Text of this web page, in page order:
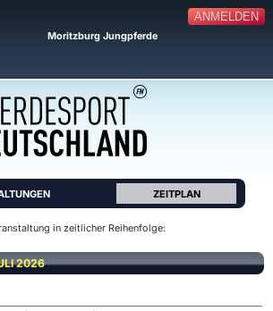
ANMELDEN
Moritzburg Jungpferde
ZEITPLAN
in zeitlicher Reihenfolge:
2026